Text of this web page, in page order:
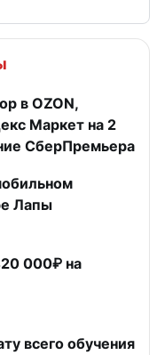
в OZON,
Маркет на 2
СберПремьера
Лапы
000₽ на
всего обучения